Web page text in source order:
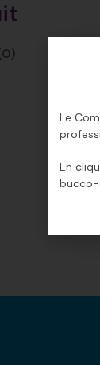
Le
En
bucco-